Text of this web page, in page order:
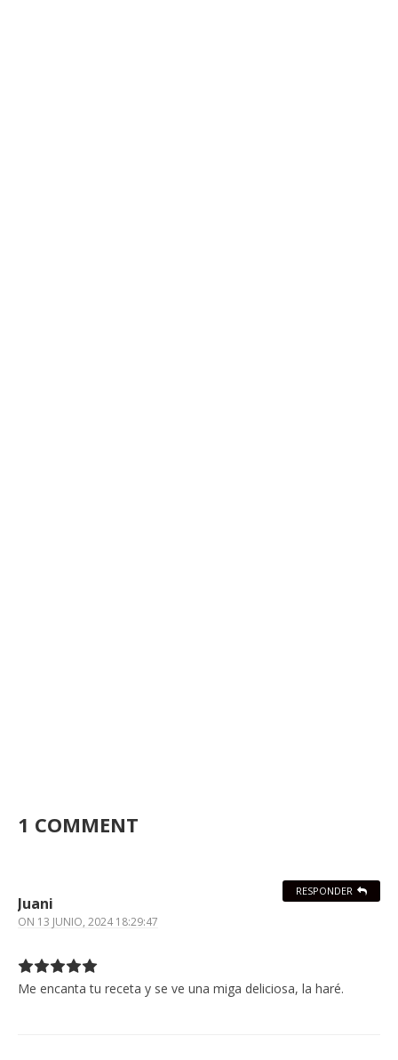
1 COMMENT
Juani
ON 13 JUNIO, 2024 18:29:47
Me encanta tu receta y se ve una miga deliciosa, la haré.
RESPONDER